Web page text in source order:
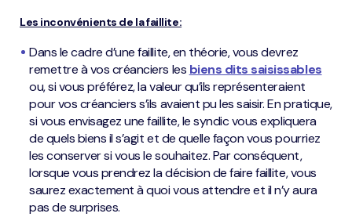
Les inconvénients de la faillite:
Dans le cadre d’une faillite, en théorie, vous devrez
remettre à vos créanciers les biens dits saisissables
ou, si vous préférez, la valeur qu’ils représenteraient
pour vos créanciers s’ils avaient pu les saisir. En pratique,
si vous envisagez une faillite, le syndic vous expliquera
de quels biens il s’agit et de quelle façon vous pourriez
les conserver si vous le souhaitez. Par conséquent,
lorsque vous prendrez la décision de faire faillite, vous
saurez exactement à quoi vous attendre et il n’y aura
pas de surprises.